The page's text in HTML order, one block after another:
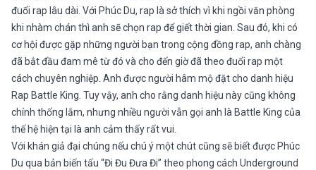
đuổi rap lâu dài. Với Phúc Du, rap là sở thích vì khi ngồi văn phòng
khi nhàm chán thì anh sẽ chọn rap để giết thời gian. Sau đó, khi có
cơ hội được gặp những người bạn trong cộng đồng rap, anh chàng
đã bắt đầu đam mê từ đó và cho đến giờ đã theo đuổi rap một
cách chuyên nghiệp. Anh được người hâm mộ đặt cho danh hiệu
Rap Battle King. Tuy vậy, anh cho rằng danh hiệu này cũng không
chính thống lắm, nhưng nhiều người vẫn gọi anh là Battle King của
thế hệ hiện tại là anh cảm thấy rất vui.
Với khán giả đại chúng nếu chú ý một chút cũng sẽ biết được Phúc
Du qua bản biến tấu “Đi Đu Đưa Đi” theo phong cách Underground